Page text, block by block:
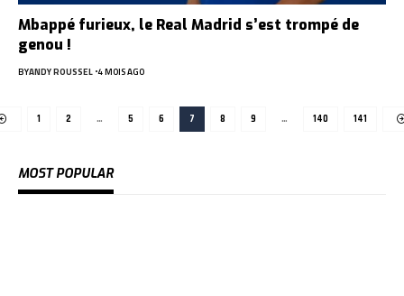
Mbappé furieux, le Real Madrid s’est trompé de
genou !
BYANDY ROUSSEL 4 MOIS AGO
1 2 … 5 6 7 8 9 … 140 141
MOST POPULAR